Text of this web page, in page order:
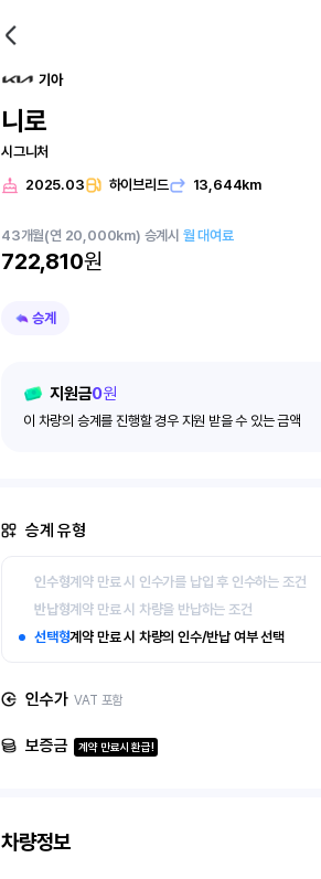
기아
니로
시그니처
2025.03 하이브리드 13,644km
43개월(연 20,000km) 승계시 월 대여료
722,810원
승계
지원금0원
이 차량의 승계를 진행할 경우 지원 받을 수 있는 금액
승계 유형
인수형계약 만료 시 인수가를 납입 후 인수하는 조건
반납형계약 만료 시 차량을 반납하는 조건
선택형계약 만료 시 차량의 인수/반납 여부 선택
인수가 VAT 포함
보증금 계약 만료시 환급!
차량정보